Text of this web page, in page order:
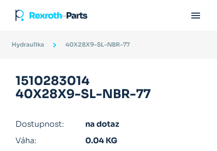

Hydraulika 40X28X9-SL-NBR-77
1510283014
40X28X9-SL-NBR-77
Dostupnost:
na dotaz
Váha:
0.04 KG